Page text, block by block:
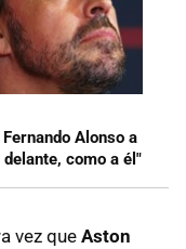
Alonso a
como a él"
vez queAston